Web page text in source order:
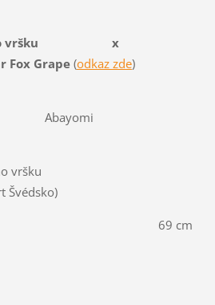
vršku x
Fox Grape (odkaz zde)
vršku
Švédsko)
cm 69 cm